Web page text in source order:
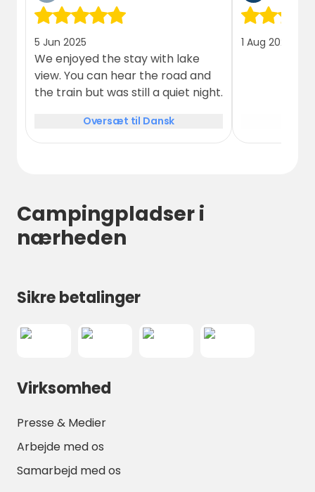
5 Jun 2025
We enjoyed the stay with lake
view. You can hear the road and
the train but was still a quiet night.
Oversæt til Dansk
1 Aug 2026
Campingpladser i
nærheden
Sikre betalinger
Virksomhed
Presse & Medier
Arbejde med os
Samarbejd med os